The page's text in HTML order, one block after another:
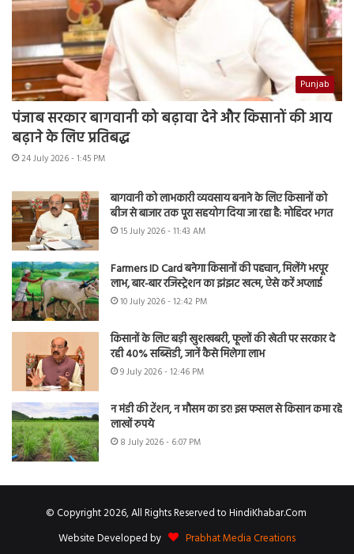
Punjab
पंजाब सरकार बागवानी को बढ़ावा देने और किसानों की आय
बढ़ाने के लिए प्रतिबद्ध
24 July 2026 - 1:45 PM
बागवानी को लाभकारी व्यवसाय बनाने के लिए किसानों को
बीज से बाजार तक पूरा सहयोग दिया जा रहा है: मोहिंदर भगत
15 July 2026 - 11:43 AM
Farmers ID Card बनेगा किसानों की पहचान, मिलेंगे भरपूर
लाभ, बार-बार रजिस्ट्रेशन का झंझट खत्म, ऐसे करें अप्लाई
10 July 2026 - 12:42 PM
किसानों के लिए बड़ी खुशखबरी, फूलों की खेती पर सरकार दे
रही 40% सब्सिडी, जानें कैसे मिलेगा लाभ
9 July 2026 - 12:46 PM
न मंडी की टेंशन, न मौसम का डर! इस फसल से किसान कमा रहे
लाखों रुपये
8 July 2026 - 6:07 PM
© Copyright 2026, All Rights Reserved to HindiKhabar.Com
Website Developed by
Prabhat Media Creations